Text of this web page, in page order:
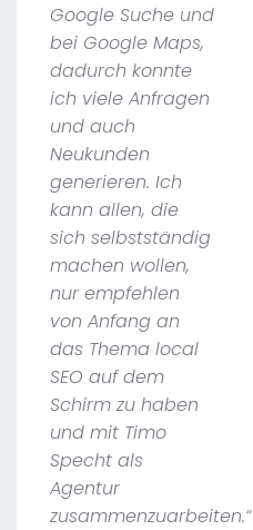
Google Suche und
bei Google Maps,
dadurch konnte
ich viele Anfragen
und auch
Neukunden
generieren. Ich
kann allen, die
sich selbstständig
machen wollen,
nur empfehlen
von Anfang an
das Thema local
SEO auf dem
Schirm zu haben
und mit Timo
Specht als
Agentur
zusammenzuarbeiten.“